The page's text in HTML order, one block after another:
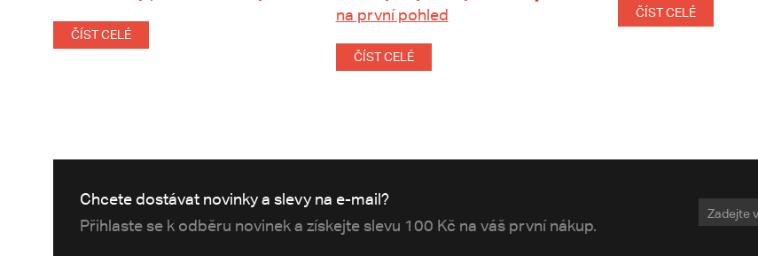
ČÍST CELÉ
na první pohled
ČÍST CELÉ
ČÍST CELÉ
Chcete dostávat novinky a slevy na e-mail?
Přihlaste se k odběru novinek a získejte slevu 100 Kč na váš první nákup.